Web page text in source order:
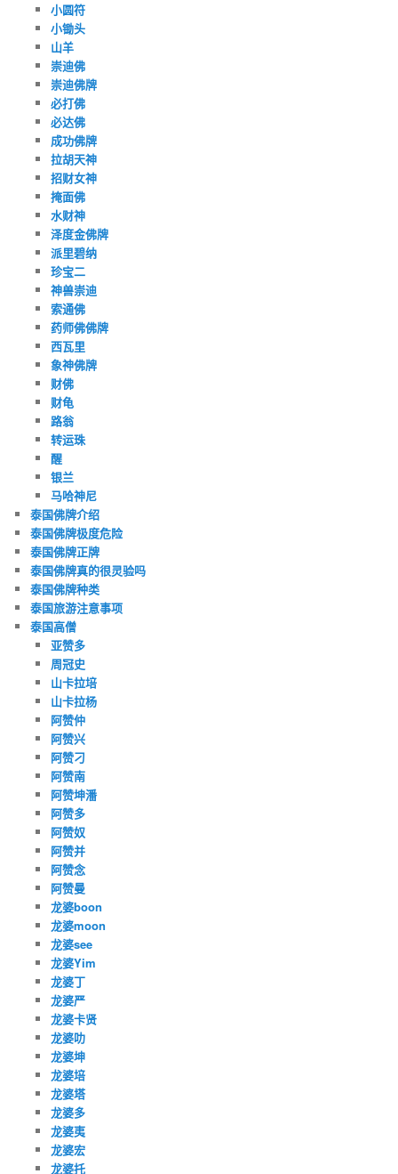
小圆符
小锄头
山羊
崇迪佛
崇迪佛牌
必打佛
必达佛
成功佛牌
拉胡天神
招财女神
掩面佛
水财神
泽度金佛牌
派里碧纳
珍宝二
神兽崇迪
索通佛
药师佛佛牌
西瓦里
象神佛牌
财佛
财龟
路翁
转运珠
醒
银兰
马哈神尼
泰国佛牌介绍
泰国佛牌极度危险
泰国佛牌正牌
泰国佛牌真的很灵验吗
泰国佛牌种类
泰国旅游注意事项
泰国高僧
亚赞多
周冠史
山卡拉培
山卡拉杨
阿赞仲
阿赞兴
阿赞刁
阿赞南
阿赞坤潘
阿赞多
阿赞奴
阿赞并
阿赞念
阿赞曼
龙婆boon
龙婆moon
龙婆see
龙婆Yim
龙婆丁
龙婆严
龙婆卡贤
龙婆叻
龙婆坤
龙婆培
龙婆塔
龙婆多
龙婆夷
龙婆宏
龙婆托